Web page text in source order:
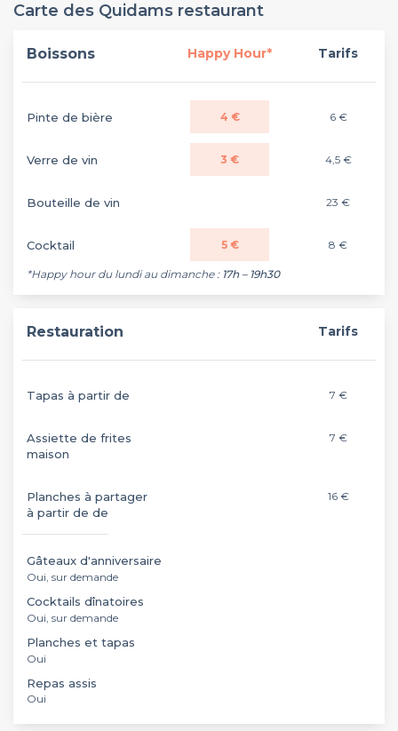
Carte des Quidams restaurant
Boissons Happy Hour* Tarifs
Pinte de bière 4 € 6 €
Verre de vin 3 € 4,5 €
Bouteille de vin 23 €
Cocktail 5 € 8 €
*Happy hour du lundi au dimanche : 17h – 19h30
Restauration Tarifs
Tapas à partir de 7 €
Assiette de frites
maison
7 €
Planches à partager
à partir de de
16 €
Gâteaux d'anniversaire
Oui, sur demande
Cocktails dînatoires
Oui, sur demande
Planches et tapas
Oui
Repas assis
Oui